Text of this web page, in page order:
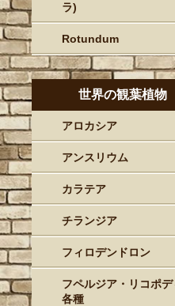
ラ)
Rotundum
世界の観葉植物
アロカシア
アンスリウム
カラテア
チランジア
フィロデンドロン
フペルジア・リコポデ
各種